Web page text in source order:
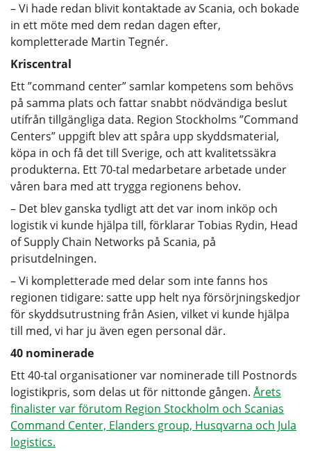
– Vi hade redan blivit kontaktade av Scania, och bokade
in ett möte med dem redan dagen efter,
kompletterade Martin Tegnér.
Kriscentral
Ett ”command center” samlar kompetens som behövs
på samma plats och fattar snabbt nödvändiga beslut
utifrån tillgängliga data. Region Stockholms ”Command
Centers” uppgift blev att spåra upp skyddsmaterial,
köpa in och få det till Sverige, och att kvalitetssäkra
produkterna. Ett 70-tal medarbetare arbetade under
våren bara med att trygga regionens behov.
– Det blev ganska tydligt att det var inom inköp och
logistik vi kunde hjälpa till, förklarar Tobias Rydin, Head
of Supply Chain Networks på Scania, på
prisutdelningen.
– Vi kompletterade med delar som inte fanns hos
regionen tidigare: satte upp helt nya försörjningskedjor
för skyddsutrustning från Asien, vilket vi kunde hjälpa
till med, vi har ju även egen personal där.
40 nominerade
Ett 40-tal organisationer var nominerade till Postnords
logistikpris, som delas ut för nittonde gången. Årets
finalister var förutom Region Stockholm och Scanias
Command Center, Elanders group, Husqvarna och Jula
logistics.